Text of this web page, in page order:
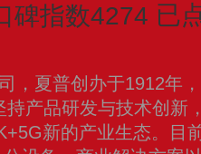
碑指数4274 已
，夏普创办于1912年
产品研发与技术创新
新的产业生态。目